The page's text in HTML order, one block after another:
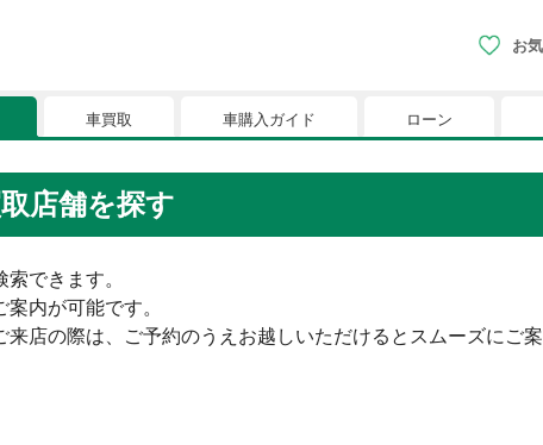
お
現在、お気に入りに登録されているお
に登録すると、あなただけのお気に入りのクルマリストで
車買取 車購入ガイド ローン
店舗を探す
できます。
内が可能です。
来店の際は、ご予約のうえお越しいただけるとスムーズにご